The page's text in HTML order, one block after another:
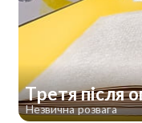
Третя після
Незвична розвага